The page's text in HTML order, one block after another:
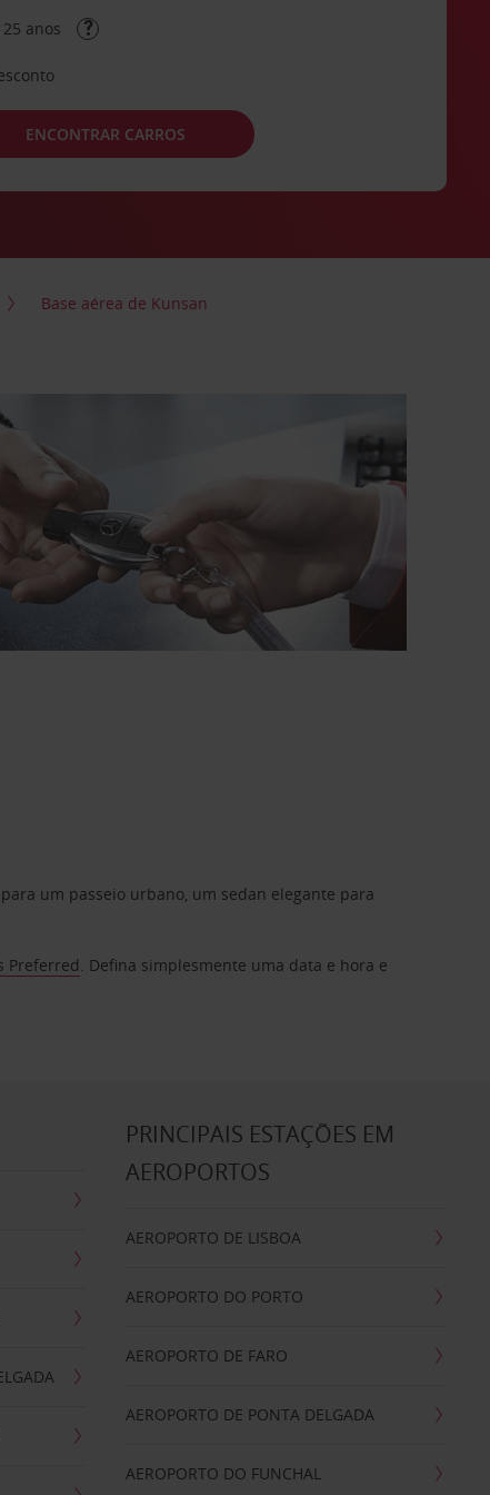
anos
ENCONTRAR CARROS
Base aérea de Kunsan
um passeio urbano, um sedan elegante para
Preferred. Defina simplesmente uma data e hora e
PRINCIPAIS ESTAÇÕES EM
AEROPORTOS
AEROPORTO DE LISBOA
AEROPORTO DO PORTO
AEROPORTO DE FARO
AEROPORTO DE PONTA DELGADA
AEROPORTO DO FUNCHAL